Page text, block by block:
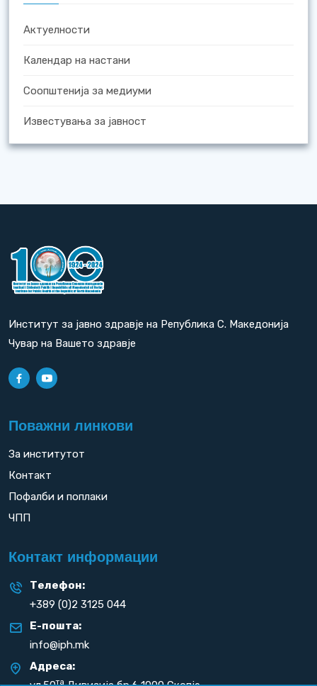
Актуелности
Календар на настани
Соопштенија за медиуми
Известувања за јавност
Институт за јавно здравје на Република С. Македонија
Чувар на Вашето здравје
Поважни линкови
За институтот
Контакт
Пофалби и поплаки
ЧПП
Контакт информации
Телефон:
+389 (0)2 3125 044
Е-пошта:
info@iph.mk
Адреса:
та